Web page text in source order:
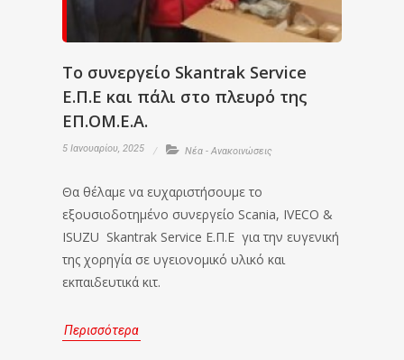
Το συνεργείο Skantrak Service
Ε.Π.Ε και πάλι στο πλευρό της
EΠ.ΟΜ.Ε.Α.
5 Ιανουαρίου, 2025 Νέα - Ανακοινώσεις
Θα θέλαμε να ευχαριστήσουμε το
εξουσιοδοτημένο συνεργείο Scania, IVECO &
ISUZU Skantrak Service Ε.Π.Ε για την ευγενική
της χορηγία σε υγειονομικό υλικό και
εκπαιδευτικά κιτ.
Περισσότερα